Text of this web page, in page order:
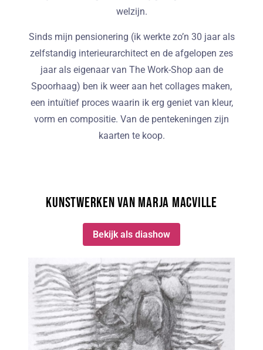
welzijn.
Sinds mijn pensionering (ik werkte zo’n 30 jaar als
zelfstandig interieurarchitect en de afgelopen zes
jaar als eigenaar van The Work-Shop aan de
Spoorhaag) ben ik weer aan het collages maken,
een intuïtief proces waarin ik erg geniet van kleur,
vorm en compositie. Van de pentekeningen zijn
kaarten te koop.
Kunstwerken van Marja Macville
Bekijk als diashow